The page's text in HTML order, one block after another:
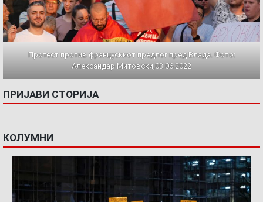
Протест против францускиот предлог пред Влада. Фото:
Александар Митовски,03.06.2022
ПРИЈАВИ СТОРИЈА
КОЛУМНИ